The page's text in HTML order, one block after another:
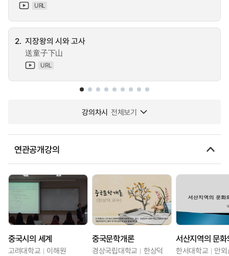
URL
2. 지장왕의 시와 고사
送童子下山
URL
강의차시 전체보기
연관공개강의
중국시의 세계
고려대학교 이해원
중국문학개론
경상국립대학교 한상덕
서산지역의 문
한서대학교 안